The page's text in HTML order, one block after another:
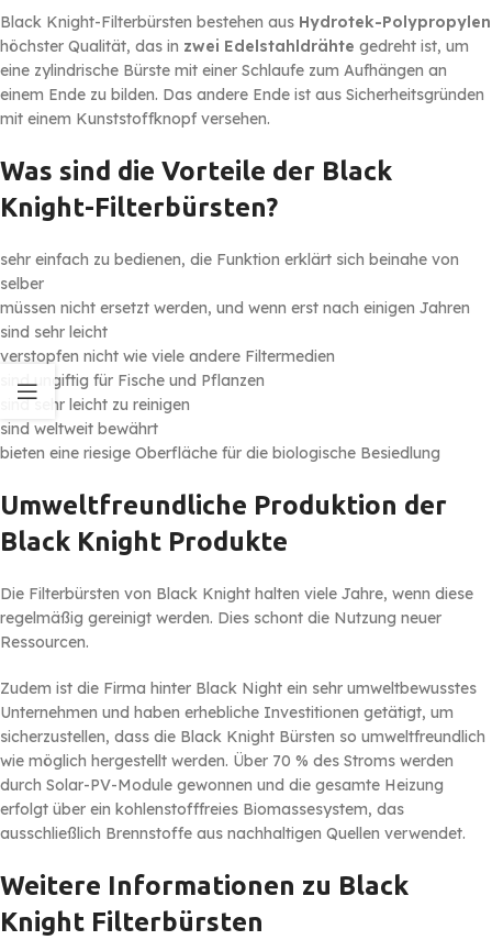
Black Knight-Filterbürsten bestehen aus Hydrotek-Polypropylen
höchster Qualität, das in zwei Edelstahldrähte gedreht ist, um
eine zylindrische Bürste mit einer Schlaufe zum Aufhängen an
einem Ende zu bilden. Das andere Ende ist aus Sicherheitsgründen
mit einem Kunststoffknopf versehen.
Was sind die Vorteile der Black
Knight-Filterbürsten?
sehr einfach zu bedienen, die Funktion erklärt sich beinahe von
selber
müssen nicht ersetzt werden, und wenn erst nach einigen Jahren
sind sehr leicht
verstopfen nicht wie viele andere Filtermedien
sind ungiftig für Fische und Pflanzen
sind sehr leicht zu reinigen
sind weltweit bewährt
bieten eine riesige Oberfläche für die biologische Besiedlung
Umweltfreundliche Produktion der
Black Knight Produkte
Die Filterbürsten von Black Knight halten viele Jahre, wenn diese
regelmäßig gereinigt werden. Dies schont die Nutzung neuer
Ressourcen.
Zudem ist die Firma hinter Black Night ein sehr umweltbewusstes
Unternehmen und haben erhebliche Investitionen getätigt, um
sicherzustellen, dass die Black Knight Bürsten so umweltfreundlich
wie möglich hergestellt werden. Über 70 % des Stroms werden
durch Solar-PV-Module gewonnen und die gesamte Heizung
erfolgt über ein kohlenstofffreies Biomassesystem, das
ausschließlich Brennstoffe aus nachhaltigen Quellen verwendet.
Weitere Informationen zu Black
Knight Filterbürsten